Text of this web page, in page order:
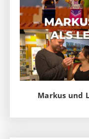
Markus und